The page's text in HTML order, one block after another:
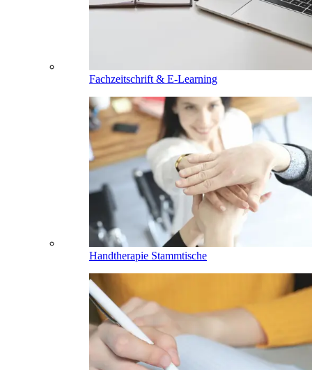
Fachzeitschrift & E-Learning
Handtherapie Stammtische